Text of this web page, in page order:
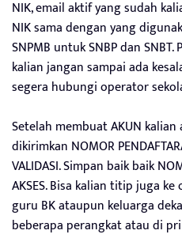
NIK, email aktif yang sudah
NIK sama dengan yang
SNPMB untuk SNBP dan
kalian jangan sampai ada
segera hubungi operator
Setelah membuat AKUN
dikirimkan NOMOR
VALIDASI. Simpan baik baik
AKSES. Bisa kalian titip juga
guru BK ataupun keluarga
beberapa perangkat atau di